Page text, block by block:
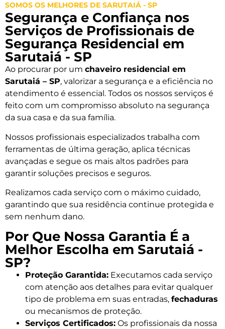
SOMOS OS MELHORES DE SARUTAIÁ - SP
Segurança e Confiança nos
Serviços de Profissionais de
Segurança Residencial em
Sarutaiá - SP
Ao procurar por um chaveiro residencial em
Sarutaiá – SP, valorizar a segurança e a eficiência no
atendimento é essencial. Todos os nossos serviços é
feito com um compromisso absoluto na segurança
da sua casa e da sua família.
Nossos profissionais especializados trabalha com
ferramentas de última geração, aplica técnicas
avançadas e segue os mais altos padrões para
garantir soluções precisos e seguros.
Realizamos cada serviço com o máximo cuidado,
garantindo que sua residência continue protegida e
sem nenhum dano.
Por Que Nossa Garantia É a
Melhor Escolha em Sarutaiá -
SP?
Proteção Garantida: Executamos cada serviço
com atenção aos detalhes para evitar qualquer
tipo de problema em suas entradas, fechaduras
ou mecanismos de proteção.
Serviços Certificados: Os profissionais da nossa